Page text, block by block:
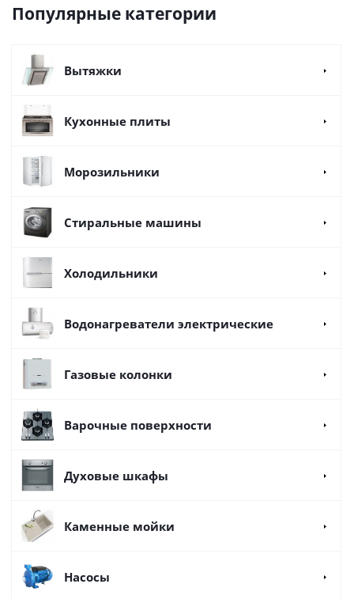
Популярные категории
Вытяжки
Кухонные плиты
Морозильники
Стиральные машины
Холодильники
Водонагреватели электрические
Газовые колонки
Варочные поверхности
Духовые шкафы
Каменные мойки
Насосы